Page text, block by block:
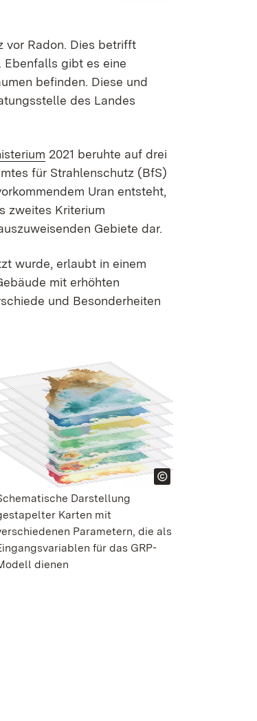
vor Radon. Dies betrifft
Ebenfalls gibt es eine
befinden. Diese und
des Landes
2021 beruhte auf drei
für Strahlenschutz (BfS)
Uran entsteht,
zweites Kriterium
Gebiete dar.
wurde, erlaubt in einem
mit erhöhten
und Besonderheiten
Darstellung
Karten mit
Parametern, die als
für das GRP-
dienen